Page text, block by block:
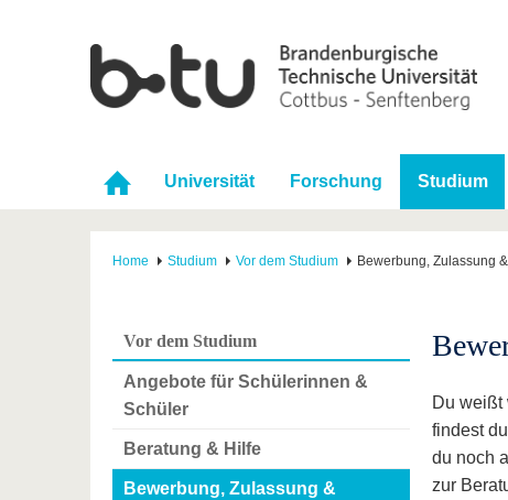
Universität Forschung Studium
Home Studium Vor dem Studium Bewerbung, Zulassung
Vor dem Studium
Angebote für Schülerinnen &
Schüler
Beratung & Hilfe
Bewerbung, Zulassung &
Du weißt
findest
du noch
zur